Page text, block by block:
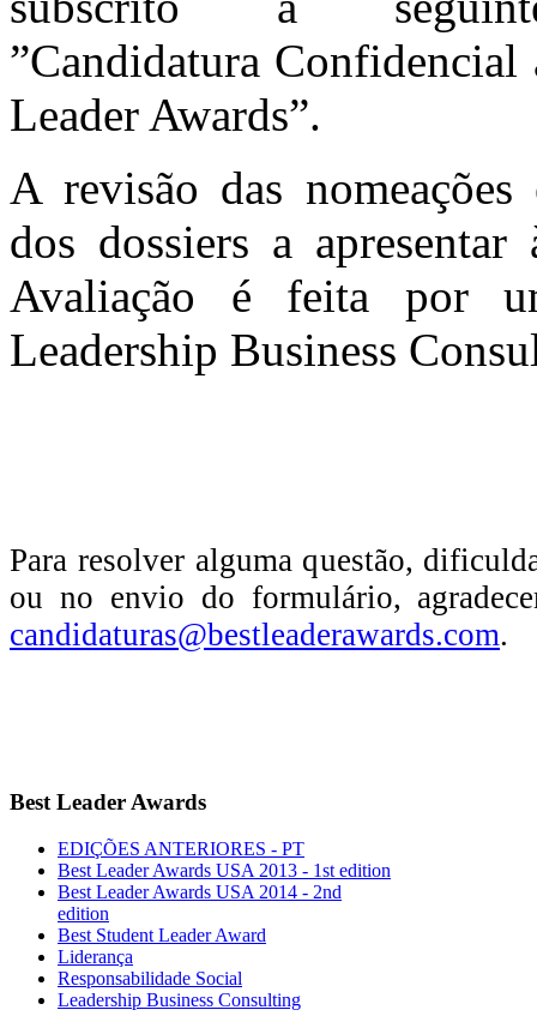
”Candidatura Confidencial
Leader Awards”.
A revisão das nomeações
dos dossiers a apresentar
Avaliação é feita por
Leadership Business
Para resolver alguma questão,
ou no envio do formulário,
candidaturas@bestleaderawards.com.
Best Leader Awards
EDIÇÕES ANTERIORES - PT
Best Leader Awards USA 2013 - 1st edition
Best Leader Awards USA 2014 - 2nd
edition
Best Student Leader Award
Liderança
Responsabilidade Social
Leadership Business Consulting